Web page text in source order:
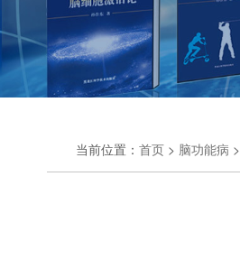
当前位置： 首页 > 脑功能病 >